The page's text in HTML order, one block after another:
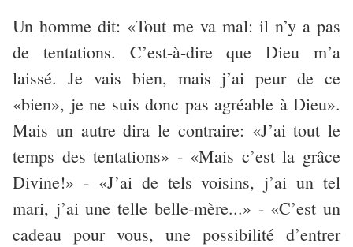
Un homme dit: «Tout me va mal: il n’y a pas
de tentations. C’est-à-dire que Dieu m’a
laissé. Je vais bien, mais j’ai peur de ce
«bien», je ne suis donc pas agréable à Dieu».
Mais un autre dira le contraire: «J’ai tout le
temps des tentations» - «Mais c’est la grâce
Divine!» - «J’ai de tels voisins, j’ai un tel
mari, j’ai une telle belle-mère...» - «C’est un
cadeau pour vous, une possibilité d’entrer